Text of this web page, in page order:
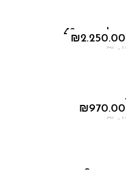
₪
קדרון 40
,
AF
₪
,
AF